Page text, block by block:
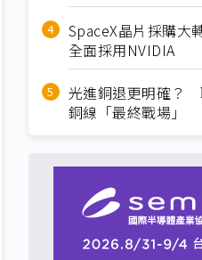
SpaceX晶片採購
全面採用NVIDIA
光進銅退更明確？
銅線「最終戰場」